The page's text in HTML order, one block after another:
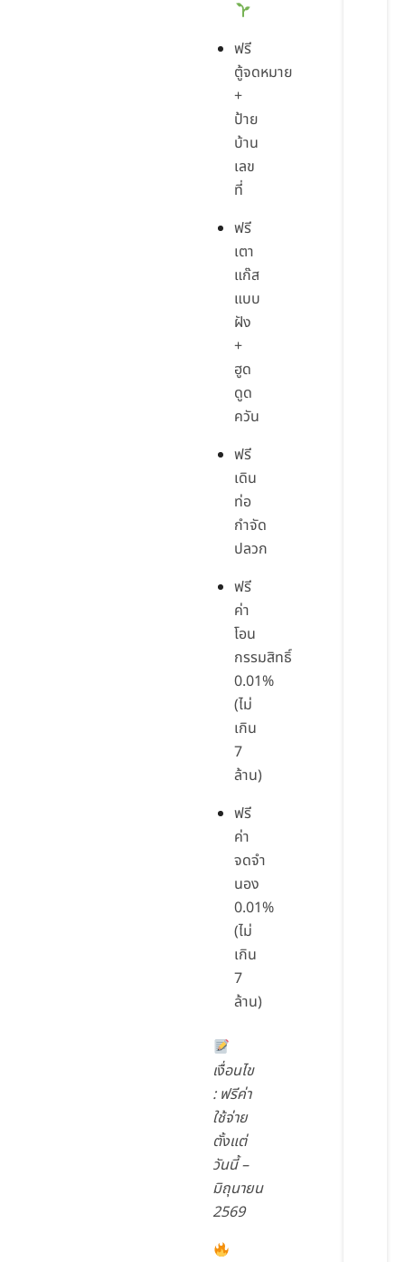
ฟรี
ตู้จดหมาย
+
ป้าย
บ้าน
เลข
ที่
ฟรี
เตา
แก๊ส
แบบ
ฝัง
+
ฮูด
ดูด
ควัน
ฟรี
เดิน
ท่อ
กำจัด
ปลวก
ฟรี
ค่า
โอน
กรรมสิทธิ์
0.01%
(ไม่
เกิน
7
ล้าน)
ฟรี
ค่า
จดจำ
นอง
0.01%
(ไม่
เกิน
7
ล้าน)
เงื่อนไข
: ฟรีค่า
ใช้จ่าย
ตั้งแต่
วันนี้ –
มิถุนายน
2569